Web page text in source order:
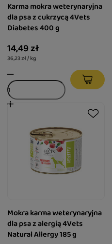
Karma mokra weterynaryjna
dla psa z cukrzycą 4Vets
Diabetes 400 g
14,49 zł
36,23 zł / kg
Mokra karma weterynaryjna
dla psa z alergią 4Vets
Natural Allergy 185 g